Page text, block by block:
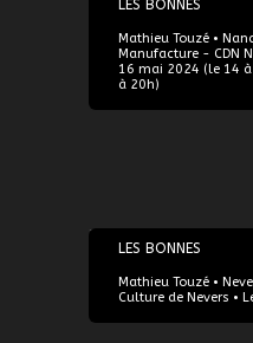
LES BONNES
Mathieu Touzé •
Manufacture - CDN
16 mai 2024 (le 14
à 20h)
30/05/2024
LES BONNES
Mathieu Touzé •
Culture de Nevers •